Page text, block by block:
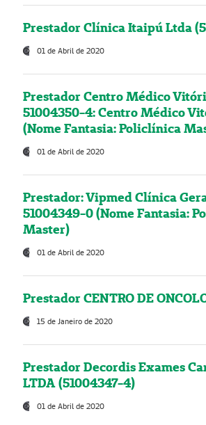
Prestador Clínica Itaipú Ltda
01 de Abril de 2020
Prestador Centro Médico
51004350-4: Centro Médico
(Nome Fantasia: Policlínica
01 de Abril de 2020
Prestador: Vipmed Clínica
51004349-0 (Nome Fantasia:
Master)
01 de Abril de 2020
Prestador CENTRO DE
15 de Janeiro de 2020
Prestador Decordis Exames
LTDA (51004347-4)
01 de Abril de 2020